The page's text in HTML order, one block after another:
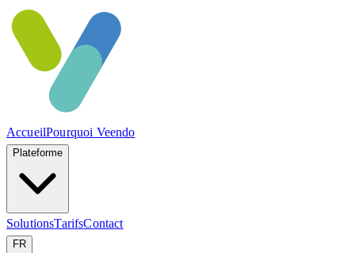
AccueilPourquoi Veendo
Plateforme
SolutionsTarifsContact
FR